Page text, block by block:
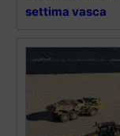
settima vasca